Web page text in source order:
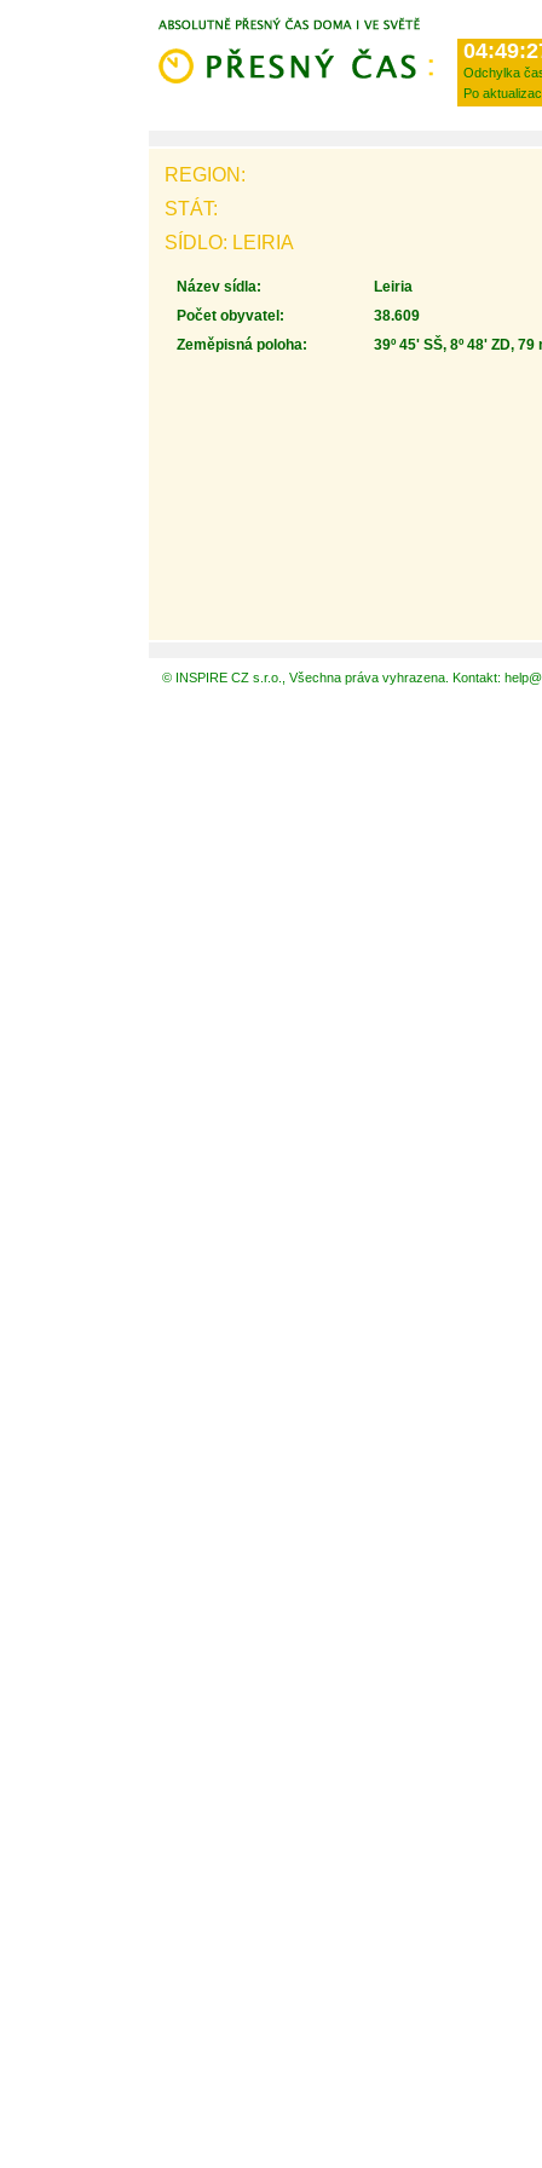
Odchylka
Po
REGION:
STÁT:
SÍDLO: LEIRIA
Název sídla:
Leiria
Počet obyvatel:
38.609
Zeměpisná poloha:
39º 45' SŠ, 8º 48' ZD, 79
© INSPIRE CZ s.r.o., Všechna práva vyhrazena. Kontakt: